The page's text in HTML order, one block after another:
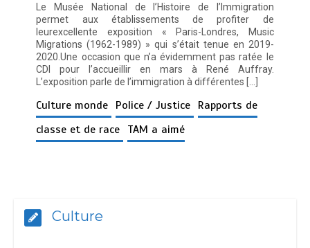
Le Musée National de l’Histoire de l’Immigration
permet aux établissements de profiter de
leurexcellente exposition « Paris-Londres, Music
Migrations (1962-1989) » qui s’était tenue en 2019-
2020.Une occasion que n’a évidemment pas ratée le
CDI pour l’accueillir en mars à René Auffray.
L’exposition parle de l’immigration à différentes […]
Culture monde Police / Justice Rapports de
classe et de race TAM a aimé
Culture